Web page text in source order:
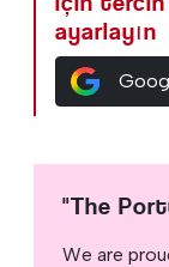
ayarlayın
"The
We are